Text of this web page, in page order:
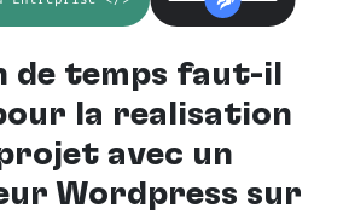
de temps faut-il
la réalisation
avec un
Wordpress sur